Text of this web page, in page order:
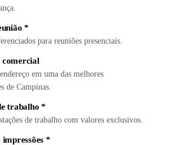
*
para reuniões presenciais.
comercial
em uma das melhores
de Campinas.
trabalho *
de trabalho com valores exclusivos.
impressões *